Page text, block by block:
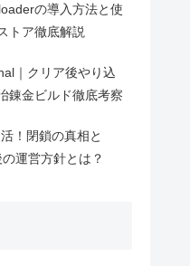
の導入方法と使
トア徹底解説
｜クリア後やり込
錬金ビルド徹底考察
！閉鎖の真相と
運営方針とは？